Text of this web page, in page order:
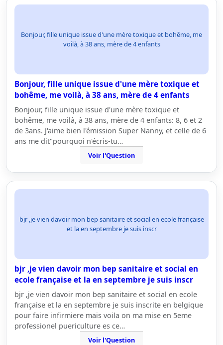
Bonjour, fille unique issue d'une mère toxique et bohême, me
voilà, à 38 ans, mère de 4 enfants
Bonjour, fille unique issue d'une mère toxique et
bohême, me voilà, à 38 ans, mère de 4 enfants
Bonjour, fille unique issue d'une mère toxique et
bohême, me voilà, à 38 ans, mère de 4 enfants: 8, 6 et 2
de 3ans. J'aime bien l'émission Super Nanny, et celle de 6
ans me dit"pourquoi n'écris-tu…
Voir l'Question
bjr ,je vien davoir mon bep sanitaire et social en ecole française
et la en septembre je suis inscr
bjr ,je vien davoir mon bep sanitaire et social en
ecole française et la en septembre je suis inscr
bjr ,je vien davoir mon bep sanitaire et social en ecole
française et la en septembre je suis inscrite en belgique
pour faire infirmiere mais voila on ma mise en 5eme
professionel puericulture es ce…
Voir l'Question